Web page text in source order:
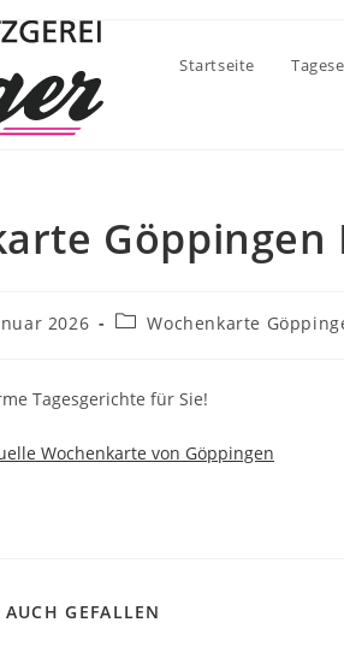
Startseite
Göppingen
2026 Wochenkarte
Tagesgerichte für Sie!
Wochenkarte von Göppingen
GEFALLEN